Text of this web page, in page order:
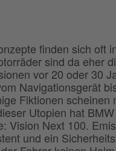
finden sich oft
sind da eher
vor 20 oder 30
Navigationsgerät
Fiktionen scheinen
Utopien hat
Vision Next 100.
und ein